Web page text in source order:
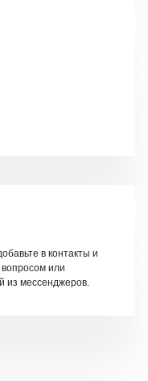
в контакты и
или
из мессенджеров.